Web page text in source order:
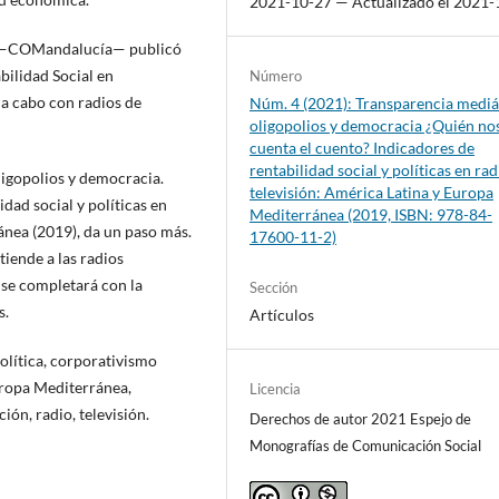
publicó
Social en
cabo con radios de
y democracia.
social y políticas en
(2019), da un paso más.
a las radios
completará con la
corporativismo
Mediterránea,
radio, televisión.
Número
Núm. 4 (2021): Transparencia
oligopolios y democracia ¿Quién
cuenta el cuento? Indicadores de
rentabilidad social y políticas en
televisión: América Latina y Europa
Mediterránea (2019, ISBN: 978-84-
17600-11-2)
Sección
Artículos
Licencia
Derechos de autor 2021 Espejo de
Monografías de Comunicación Social